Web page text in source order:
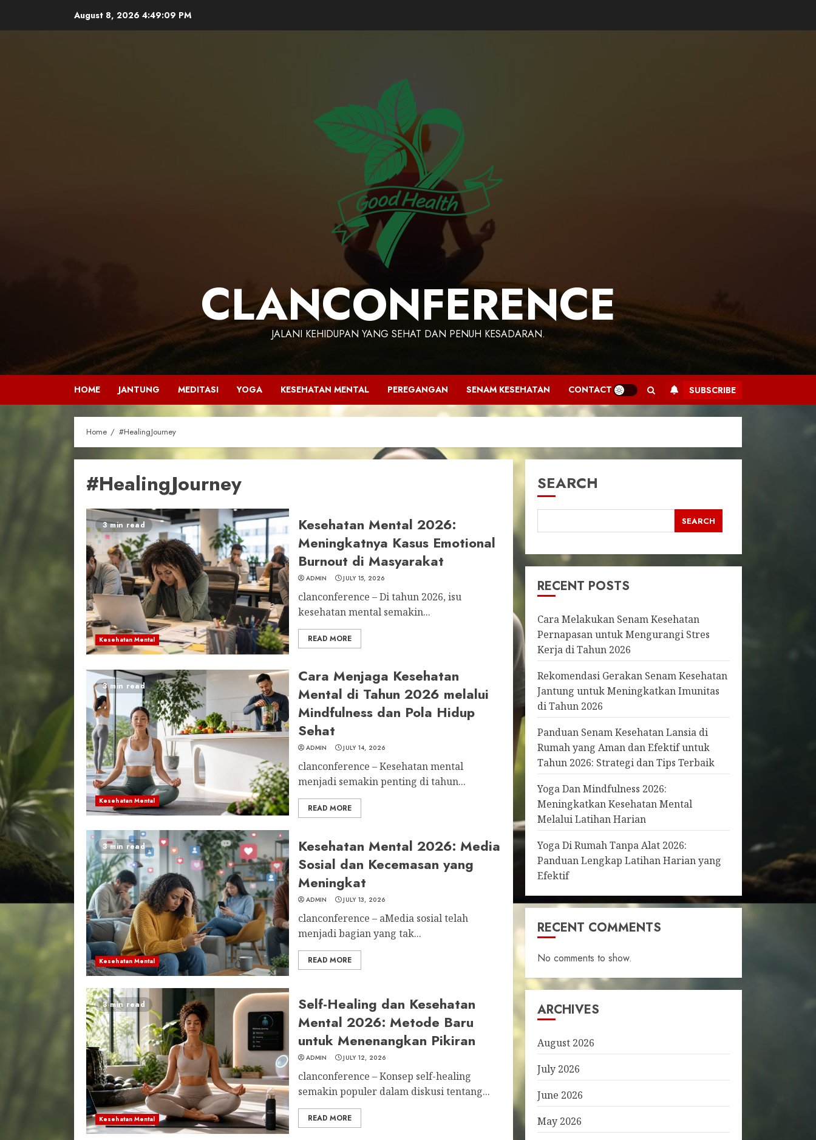
August 8, 2026 4:49:11 PM
CLANCONFERENCE
JALANI KEHIDUPAN YANG SEHAT DAN PENUH KESADARAN.
HOME JANTUNG MEDITASI YOGA KESEHATAN MENTAL PEREGANGAN SENAM KESEHATAN CONTACT SUBSCRIBE
Home #HealingJourney
#HealingJourney
3 min read
Kesehatan Mental
Kesehatan Mental 2026:
Meningkatnya Kasus Emotional
Burnout di Masyarakat
ADMIN JULY 15, 2026
clanconference – Di tahun 2026, isu
kesehatan mental semakin...
READ MORE
3 min read
Kesehatan Mental
Cara Menjaga Kesehatan
Mental di Tahun 2026 melalui
Mindfulness dan Pola Hidup
Sehat
ADMIN JULY 14, 2026
clanconference – Kesehatan mental
menjadi semakin penting di tahun...
READ MORE
3 min read
Kesehatan Mental
Kesehatan Mental 2026: Media
Sosial dan Kecemasan yang
Meningkat
ADMIN JULY 13, 2026
clanconference – aMedia sosial telah
menjadi bagian yang tak...
READ MORE
3 min read
Kesehatan Mental
Self-Healing dan Kesehatan
Mental 2026: Metode Baru
untuk Menenangkan Pikiran
ADMIN JULY 12, 2026
clanconference – Konsep self-healing
semakin populer dalam diskusi tentang...
READ MORE
SEARCH
SEARCH
RECENT POSTS
Cara Melakukan Senam Kesehatan
Pernapasan untuk Mengurangi Stres
Kerja di Tahun 2026
Rekomendasi Gerakan Senam Kesehatan
Jantung untuk Meningkatkan Imunitas
di Tahun 2026
Panduan Senam Kesehatan Lansia di
Rumah yang Aman dan Efektif untuk
Tahun 2026: Strategi dan Tips Terbaik
Yoga Dan Mindfulness 2026:
Meningkatkan Kesehatan Mental
Melalui Latihan Harian
Yoga Di Rumah Tanpa Alat 2026:
Panduan Lengkap Latihan Harian yang
Efektif
RECENT COMMENTS
No comments to show.
ARCHIVES
August 2026
July 2026
June 2026
May 2026